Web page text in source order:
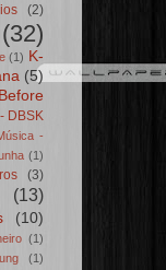
(2)
(32)
(1) K-
(5)
DBSK
-
(1)
(3)
(13)
(10)
(1)
(1)